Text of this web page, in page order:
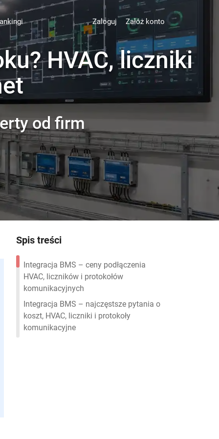
Zaloguj Załóż konto
HVAC, liczniki
od firm
Spis treści
Integracja BMS – ceny podłączenia
HVAC, liczników i protokołów
komunikacyjnych
Integracja BMS – najczęstsze pytania o
koszt, HVAC, liczniki i protokoły
komunikacyjne